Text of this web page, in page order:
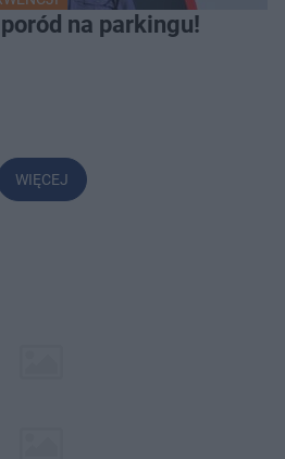
na parkingu!
WIĘCEJ